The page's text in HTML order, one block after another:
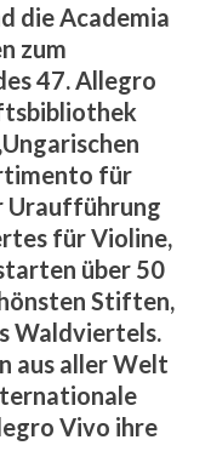
die Academia
zum
47. Allegro
für
Uraufführung
für Violine,
über 50
Stiften,
Waldviertels.
aus aller Welt
Vivo ihre